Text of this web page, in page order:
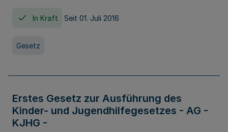
In Kraft Seit 01. Juli 2016
Gesetz
Erstes Gesetz zur Ausführung des
Kinder- und Jugendhilfegesetzes - AG -
KJHG -